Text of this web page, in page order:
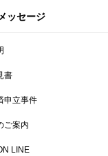
ッセージ
書
申立事件
ご案内
LINE